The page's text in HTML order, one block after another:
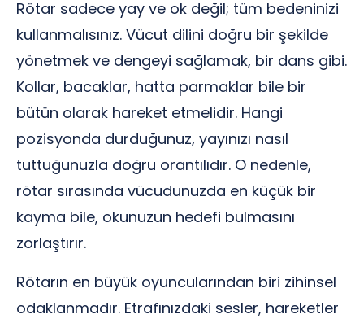
Rötar sadece yay ve ok değil; tüm bedeninizi
kullanmalısınız. Vücut dilini doğru bir şekilde
yönetmek ve dengeyi sağlamak, bir dans gibi.
Kollar, bacaklar, hatta parmaklar bile bir
bütün olarak hareket etmelidir. Hangi
pozisyonda durduğunuz, yayınızı nasıl
tuttuğunuzla doğru orantılıdır. O nedenle,
rötar sırasında vücudunuzda en küçük bir
kayma bile, okunuzun hedefi bulmasını
zorlaştırır.
Rötarın en büyük oyuncularından biri zihinsel
odaklanmadır. Etrafınızdaki sesler, hareketler